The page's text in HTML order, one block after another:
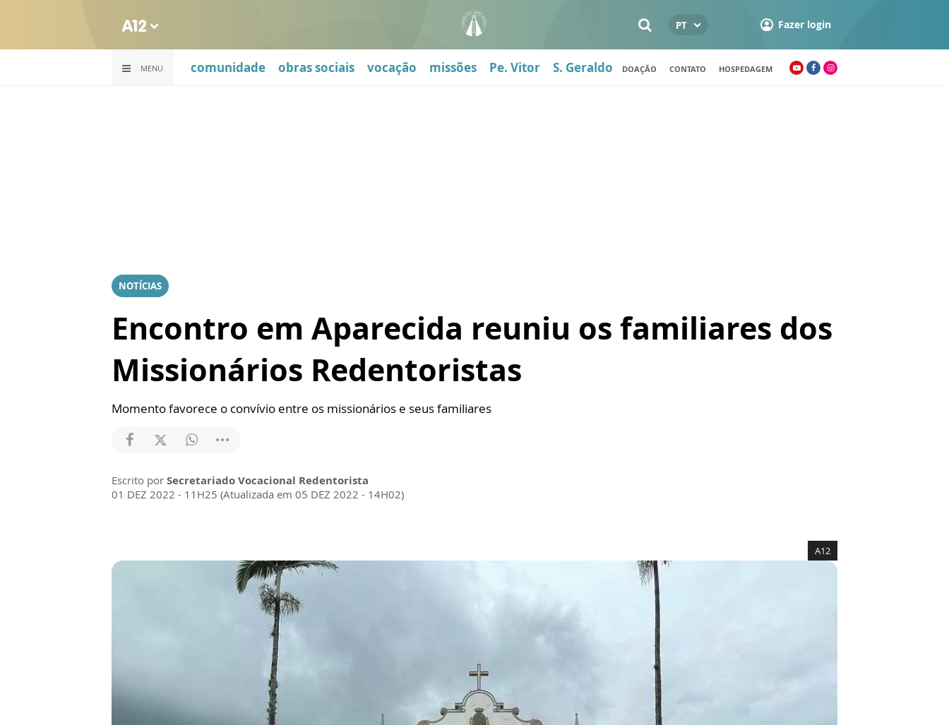
PT Fazer login
MENU comunidade obras sociais vocação missões Pe. Vitor S. Geraldo DOAÇÃO CONTATO HOSPEDAGEM
NOTÍCIAS
Encontro em Aparecida reuniu os familiares dos
Missionários Redentoristas
Momento favorece o convívio entre os missionários e seus familiares
Escrito por Secretariado Vocacional Redentorista
01 DEZ 2022 - 11H25 (Atualizada em 05 DEZ 2022 - 14H02)
A12